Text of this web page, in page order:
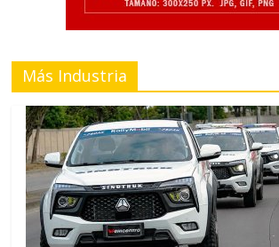
Más Industria